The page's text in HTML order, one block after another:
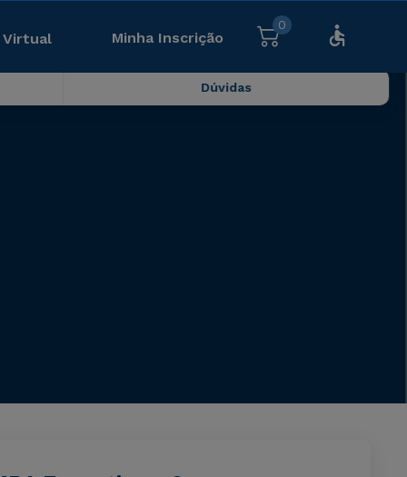
Virtual Minha Inscrição
0
Dúvidas